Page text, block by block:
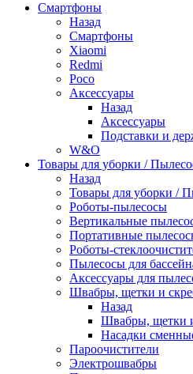
Смартфоны
Назад
Смартфоны
Xiaomi
Redmi
Poco
Аксессуары
Назад
Аксессуары
Подставки и
W&O
Товары для уборки /
Назад
Товары для уборки /
Роботы-пылесосы
Вертикальные
Портативные
Роботы-
Пылесосы для
Аксессуары для
Швабры, щетки и
Назад
Швабры, щетки
Насадки
Пароочистители
Электрошвабры